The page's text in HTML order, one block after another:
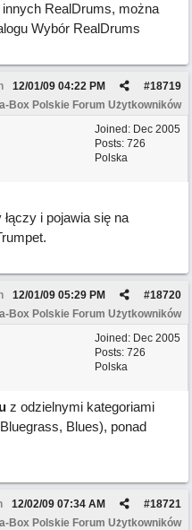
RealDrums, można
Wybór RealDrums
#18719
12/01/09 04:22 PM
Box Polskie Forum Użytkowników
Joined: Dec 2005
Posts: 726
Polska
i pojawia się na
#18720
12/01/09 05:29 PM
Box Polskie Forum Użytkowników
Joined: Dec 2005
Posts: 726
Polska
z odzielnymi kategoriami
Blues), ponad
#18721
12/02/09 07:34 AM
Box Polskie Forum Użytkowników